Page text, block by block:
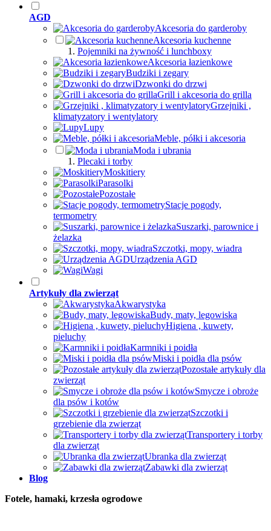
AGD
Akcesoria do garderoby
Akcesoria kuchenne
Pojemniki na żywność i lunchboxy
Akcesoria łazienkowe
Budziki i zegary
Dzwonki do drzwi
Grill i akcesoria do grilla
Grzejniki ,
klimatyzatory i wentylatory
Lupy
Meble, półki i akcesoria
Moda i ubrania
Plecaki i torby
Moskitiery
Parasolki
Pozostałe
Stacje pogody,
termometry
Suszarki, parownice i
żelazka
Szczotki, mopy, wiadra
Urządzenia AGD
Wagi
Artykuły dla zwierząt
Akwarystyka
Budy, maty, legowiska
Higiena , kuwety,
pieluchy
Karmniki i poidła
Miski i poidła dla psów
Pozostałe artykuły dla
zwierząt
Smycze i obroże
dla psów i kotów
Szczotki i
grzebienie dla zwierząt
Transportery i torby
dla zwierząt
Ubranka dla zwierząt
Zabawki dla zwierząt
Blog
Fotele, hamaki, krzesła ogrodowe